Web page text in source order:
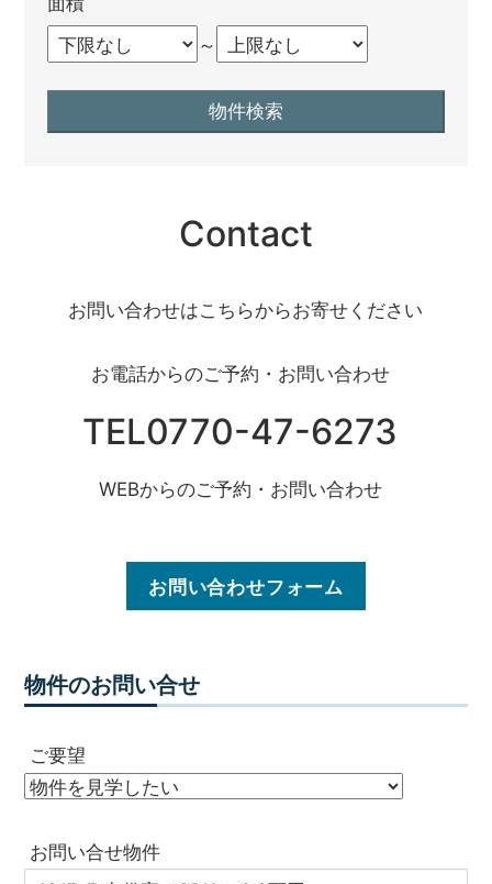
～
Contact
お問い合わせはこちらからお寄せください
お電話からのご予約・お問い合わせ
TEL0770-47-6273
WEBからのご予約・お問い合わせ
お問い合わせフォーム
物件のお問い合せ
ご要望
お問い合せ物件